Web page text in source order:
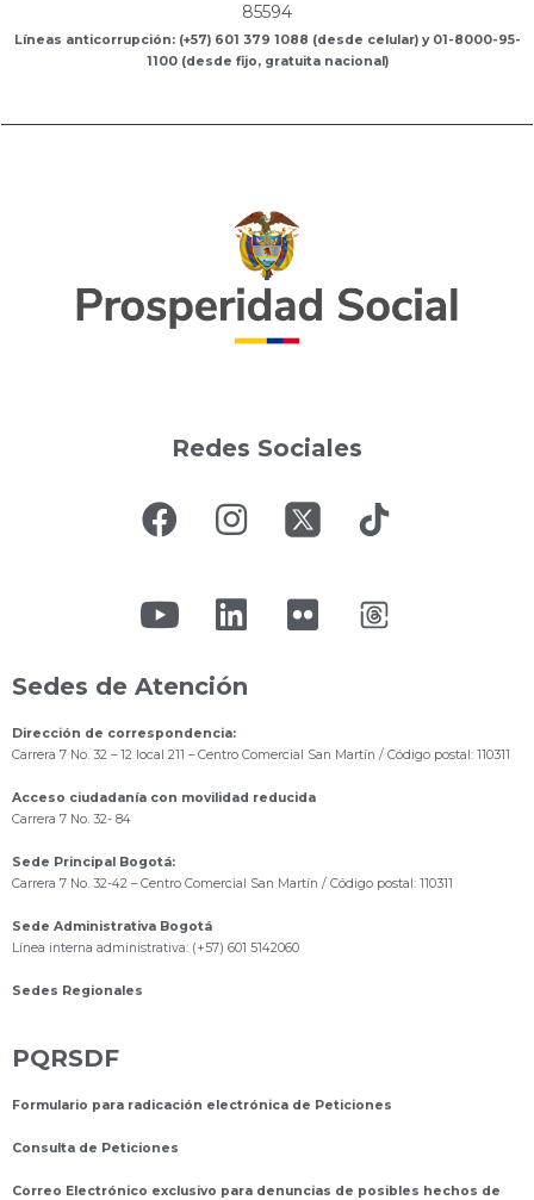
85594
Líneas anticorrupción: (+57) 601 379 1088 (desde celular) y 01-8000-95-
1100 (desde fijo, gratuita nacional)
Redes Sociales
Sedes de Atención
Dirección de correspondencia:
Carrera 7 No. 32 – 12 local 211 – Centro Comercial San Martín / Código postal: 110311
Acceso ciudadanía con movilidad reducida
Carrera 7 No. 32- 84
Sede Principal Bogotá:
Carrera 7 No. 32-42 – Centro Comercial San Martín / Código postal: 110311
Sede Administrativa Bogotá
Línea interna administrativa: (+57) 601 5142060
Sedes Regionales
PQRSDF
Formulario para radicación electrónica de Peticiones
Consulta de Peticiones
Correo Electrónico exclusivo para denuncias de posibles hechos de